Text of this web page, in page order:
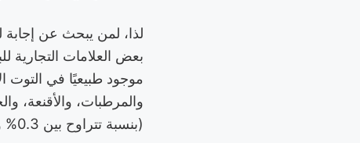
لذا، لمن يبحث عن
بعض العلامات التجارية
موجود طبيعيًا في التوت
والمرطبات، والأقنعة،
(بنسبة تتراوح بين 0.3% و0.5%). يُستخدم ميثيل بارابين في منتجات العناية بالبشرة. لنلقِ نظرة على فوائده.